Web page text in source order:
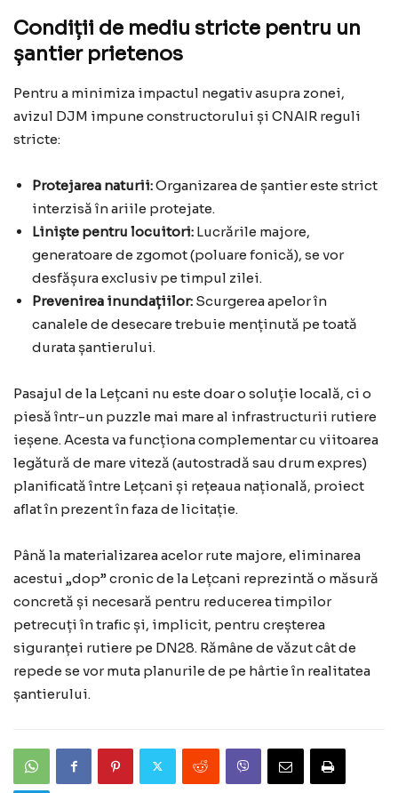
Condiții de mediu stricte pentru un
șantier prietenos
Pentru a minimiza impactul negativ asupra zonei,
avizul DJM impune constructorului și CNAIR reguli
stricte:
Protejarea naturii:Organizarea de șantier este strict
interzisă în ariile protejate.
Liniște pentru locuitori: Lucrările majore,
generatoare de zgomot (poluare fonică), se vor
desfășura exclusiv pe timpul zilei.
Prevenirea inundațiilor: Scurgerea apelor în
canalele de desecare trebuie menținută pe toată
durata șantierului.
Pasajul de la Lețcani nu este doar o soluție locală, ci o
piesă într-un puzzle mai mare al infrastructurii rutiere
ieșene. Acesta va funcționa complementar cu viitoarea
legătură de mare viteză (autostradă sau drum expres)
planificată între Lețcani și rețeaua națională, proiect
aflat în prezent în faza de licitație.
Până la materializarea acelor rute majore, eliminarea
acestui „dop” cronic de la Lețcani reprezintă o măsură
concretă și necesară pentru reducerea timpilor
petrecuți în trafic și, implicit, pentru creșterea
siguranței rutiere pe DN28. Rămâne de văzut cât de
repede se vor muta planurile de pe hârtie în realitatea
șantierului.